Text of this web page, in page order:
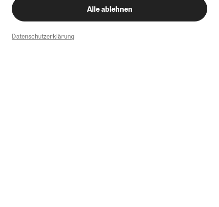
Alle ablehnen
Datenschutzerklärung